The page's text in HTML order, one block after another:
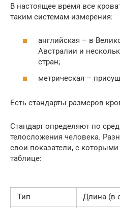
В настоящее время все
таким системам измерения:
английская – в
Австралии и
стран;
метрическая –
Есть стандарты размеров
Стандарт определяют по
телосложения человека.
свои показатели, с
таблице:
Тип Длина (в